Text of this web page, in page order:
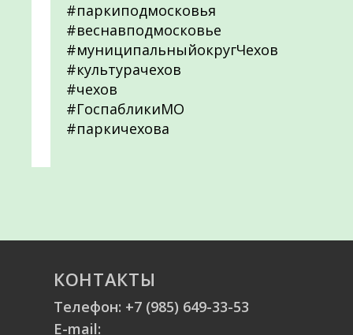
#паркиподмосковья
#веснавподмосковье
#муниципальныйокругЧехов
#культурачехов
#чехов
#ГоспабликиМО
#паркичехова
КОНТАКТЫ
Телефон: +7 (985) 649-33-53
E-mail: